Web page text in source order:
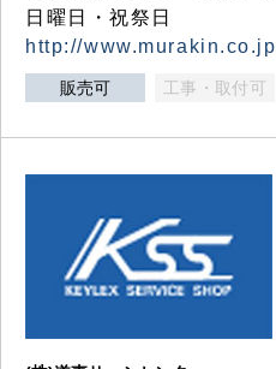
日曜日・祝祭日
http://www.murakin.co.jp
販売可 工事・取付可